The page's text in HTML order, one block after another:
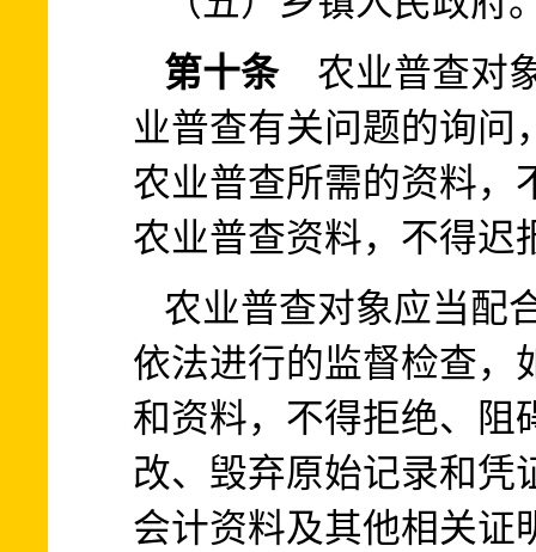
第十条农业普查对象
业普查有关问题的询问
农业普查所需的资料，
农业普查资料，不得迟
农业普查对象应当配
依法进行的监督检查，
和资料，不得拒绝、阻
改、毁弃原始记录和凭
会计资料及其他相关证